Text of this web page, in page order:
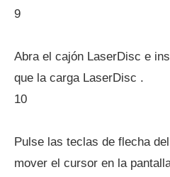
9
Abra el cajón LaserDisc e
que la carga LaserDisc .
10
Pulse las teclas de flecha
mover el cursor en la